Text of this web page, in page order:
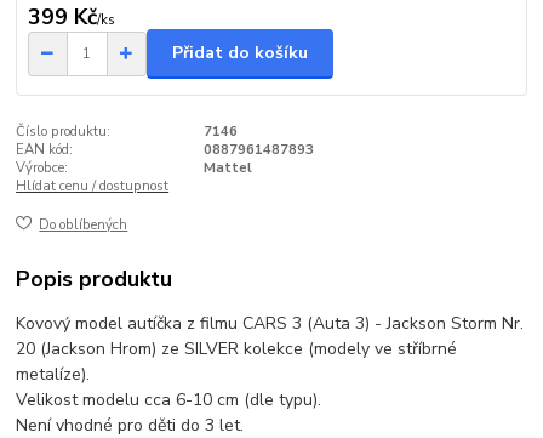
399 Kč/ks
Přidat do košíku
Číslo produktu:
7146
EAN kód:
0887961487893
Výrobce:
Mattel
Hlídat cenu / dostupnost
Do oblíbených
Popis produktu
Kovový model autíčka z filmu CARS 3 (Auta 3) - Jackson Storm Nr.
20 (Jackson Hrom) ze SILVER kolekce (modely ve stříbrné
metalíze).
Velikost modelu cca 6-10 cm (dle typu).
Není vhodné pro děti do 3 let.